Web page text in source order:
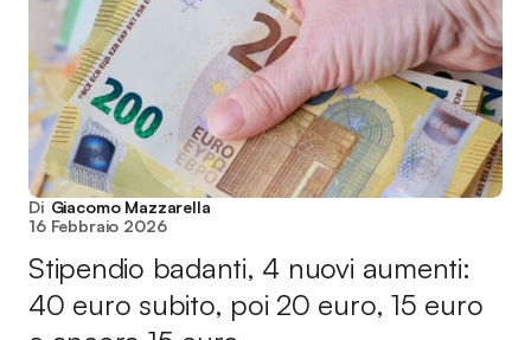
Di Giacomo Mazzarella
16 Febbraio 2026
Stipendio badanti, 4 nuovi aumenti:
40 euro subito, poi 20 euro, 15 euro